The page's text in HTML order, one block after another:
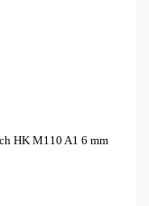
HK M110 A1 6 mm